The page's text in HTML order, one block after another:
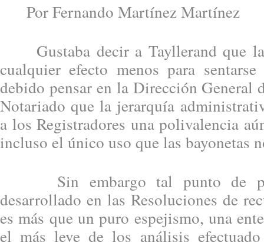
Por Fernando Martínez Martínez
Gustaba decir a Tayllerand que
cualquier efecto menos para
debido pensar en la Dirección General
Notariado que la jerarquía
a los Registradores una polivalencia
incluso el único uso que las bayonetas
Sin embargo tal punto de
desarrollado en las Resoluciones de
es más que un puro espejismo, una
el más leve de los análisis